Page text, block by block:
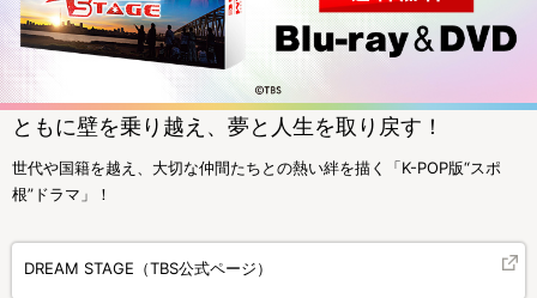
ともに壁を乗り越え、夢と人生を取り戻す！
世代や国籍を越え、大切な仲間たちとの熱い絆を描く「K-POP版“スポ
根”ドラマ」！
DREAM STAGE（TBS公式ページ）